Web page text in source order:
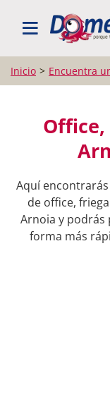
BUSCAR
Inicio Encuentra
Aquí
de office,
Arnoia y podrás
forma más